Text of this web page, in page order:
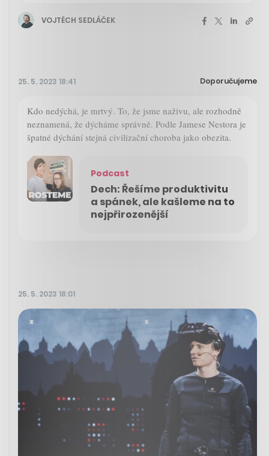
VOJTĚCH SEDLÁČEK
25. 5. 2023 18:41 Doporučujeme
Kdo nedýchá, je mrtvý. To, že jsme naživu, ale rozhodně
neznamená, že dýcháme správně. Podle Jamese Nestora je
špatné dýchání stejná civilizační choroba jako obezita.
Podcast
Dech: Řešíme produktivitu
a spánek, ale kašleme na to
nejpřirozenější
25. 5. 2023 18:01